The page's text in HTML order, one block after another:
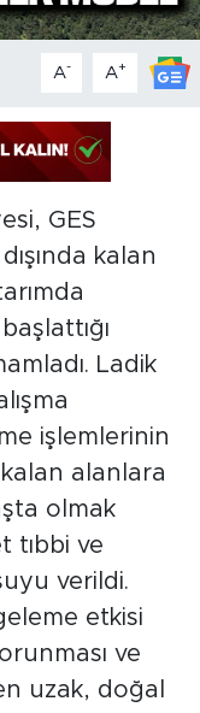
A- A+
GES
kalan
Ladik
işlemlerinin
alanlara
olmak
tıbbi ve
verildi.
etkisi
ve
uzak, doğal